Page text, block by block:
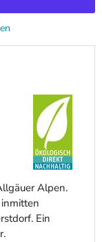
Alpen.
Ein